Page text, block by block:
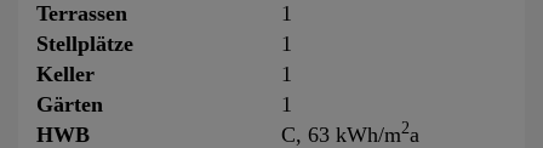
Terrassen
1
Stellplätze
1
Keller
1
Gärten
1
HWB
C, 63 kWh/m2a